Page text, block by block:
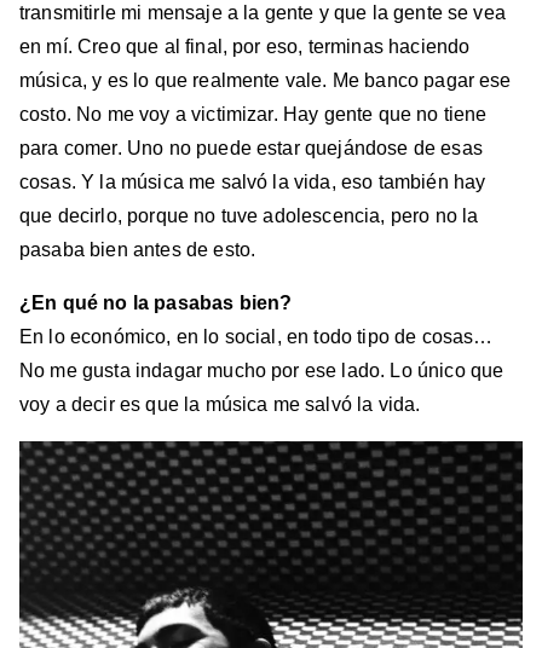
transmitirle mi mensaje a la gente y que la gente se vea
en mí. Creo que al final, por eso, terminas haciendo
música, y es lo que realmente vale. Me banco pagar ese
costo. No me voy a victimizar. Hay gente que no tiene
para comer. Uno no puede estar quejándose de esas
cosas. Y la música me salvó la vida, eso también hay
que decirlo, porque no tuve adolescencia, pero no la
pasaba bien antes de esto.
¿En qué no la pasabas bien?
En lo económico, en lo social, en todo tipo de cosas…
No me gusta indagar mucho por ese lado. Lo único que
voy a decir es que la música me salvó la vida.